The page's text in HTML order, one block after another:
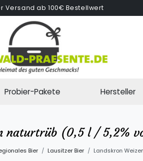
Versand ab 100€ Bestellwert
Probier-Pakete Hersteller
naturtrüb (0,5 l / 5,2%
Bier Lausitzer Bier Landskron